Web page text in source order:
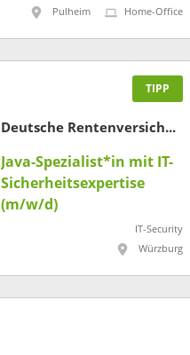
Pulheim
Home-Office
TIPP
Deutsche Rentenversicherung
Java-Spezialist*in mit IT-
Sicherheitsexpertise
(m/w/d)
IT-Security
Würzburg